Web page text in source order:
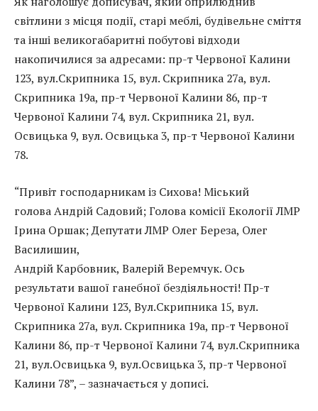
світлини з місця події, старі меблі, будівельне сміття
та інші великогабаритні побутові відходи
накопичилися за адресами: пр-т Червоної Калини
123, вул.Скрипника 15, вул. Скрипника 27а, вул.
Скрипника 19а, пр-т Червоної Калини 86, пр-т
Червоної Калини 74, вул. Скрипника 21, вул.
Освицька 9, вул. Освицька 3, пр-т Червоної Калини
78.
“Привіт господарникам із Сихова! Міський
голова Андрій Садовий; Голова комісії Екології ЛМР
Ірина Оршак; Депутати ЛМР Олег Береза, Олег
Василишин,
Андрій Карбовник, Валерій Веремчук. Ось
результати вашої ганебної бездіяльності! Пр-т
Червоної Калини 123, Вул.Скрипника 15, вул.
Скрипника 27а, вул. Скрипника 19а, пр-т Червоної
Калини 86, пр-т Червоної Калини 74, вул.Скрипника
21, вул.Освицька 9, вул.Освицька 3, пр-т Червоної
Калини 78”, – зазначається у дописі.